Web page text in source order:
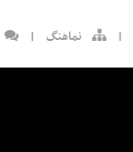
| نماهنگ |